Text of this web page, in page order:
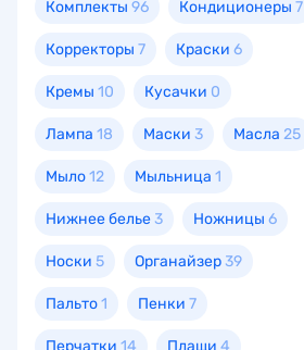
Комплекты 96 Кондиционеры 7
Корректоры 7 Краски 6
Кремы 10 Кусачки 0
Лампа 18 Маски 3 Масла 25
Мыло12 Мыльница 1
Нижнее белье 3 Ножницы 6
Носки 5 Органайзер 39
Пальто1 Пенки 7
Перчатки 14 Плащи 4